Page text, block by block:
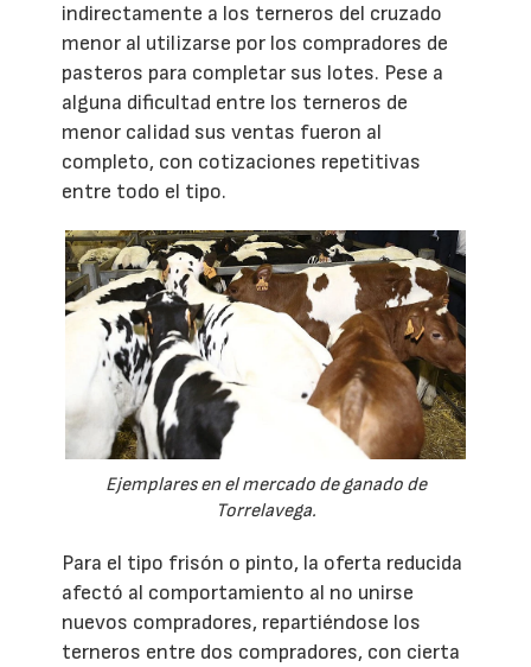
indirectamente a los terneros del cruzado
menor al utilizarse por los compradores de
pasteros para completar sus lotes. Pese a
alguna dificultad entre los terneros de
menor calidad sus ventas fueron al
completo, con cotizaciones repetitivas
entre todo el tipo.
Ejemplares en el mercado de ganado de
Torrelavega.
Para el tipo frisón o pinto, la oferta reducida
afectó al comportamiento al no unirse
nuevos compradores, repartiéndose los
terneros entre dos compradores, con cierta